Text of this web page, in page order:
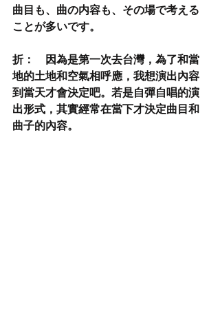
曲目も、曲の内容も、その場で考える
ことが多いです。
折：　因為是第一次去台灣，為了和當
地的土地和空氣相呼應，我想演出內容
到當天才會決定吧。若是自彈自唱的演
出形式，其實經常在當下才決定曲目和
曲子的內容。